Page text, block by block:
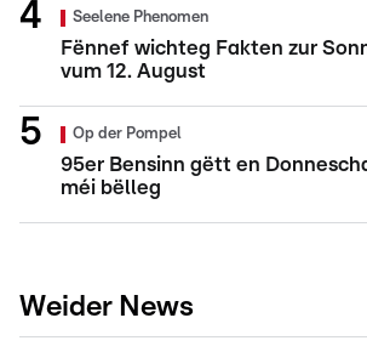
Seelene Phenomen
Fënnef wichteg Fakten zur
vum 12. August
Op der Pompel
95er Bensinn gëtt en
méi bëlleg
Weider News